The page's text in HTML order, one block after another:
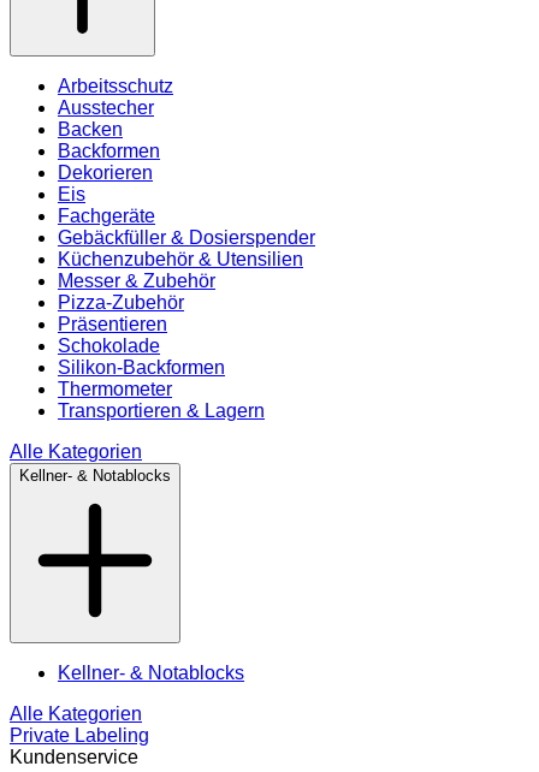
Arbeitsschutz
Ausstecher
Backen
Backformen
Dekorieren
Eis
Fachgeräte
Gebäckfüller & Dosierspender
Küchenzubehör & Utensilien
Messer & Zubehör
Pizza-Zubehör
Präsentieren
Schokolade
Silikon-Backformen
Thermometer
Transportieren & Lagern
Alle Kategorien
Kellner- & Notablocks
Kellner- & Notablocks
Alle Kategorien
Private Labeling
Kundenservice